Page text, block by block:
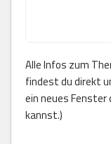
Alle Infos zum
findest du direkt
ein neues Fenster
kannst.)